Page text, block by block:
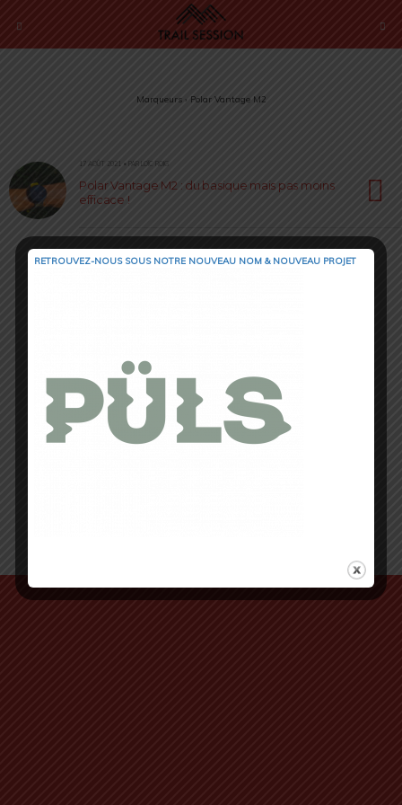
Marqueurs › Polar Vantage M2
17 AOÛT 2021 • PAR LOÏC ROIG
Polar Vantage M2 : du basique mais pas moins
efficace !
RETROUVEZ-NOUS SOUS NOTRE NOUVEAU NOM & NOUVEAU PROJET